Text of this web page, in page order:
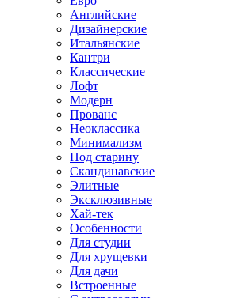
Английские
Дизайнерские
Итальянские
Кантри
Классические
Лофт
Модерн
Прованс
Неоклассика
Минимализм
Под старину
Скандинавские
Элитные
Эксклюзивные
Хай-тек
Особенности
Для студии
Для хрущевки
Для дачи
Встроенные